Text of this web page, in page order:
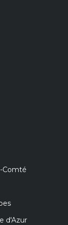
Comté
d'Azur